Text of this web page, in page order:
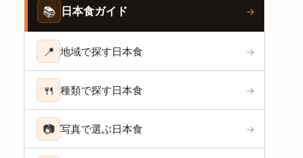
📚 日本食ガイド →
📍 地域で探す日本食 →
🍴 種類で探す日本食 →
📷 写真で選ぶ日本食 →